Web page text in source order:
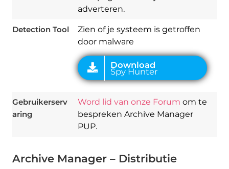
adverteren.
Detection Tool
Zien of je systeem is getroffen
door malware
Gebruikerserv
aring
Word lid van onze Forum om te
bespreken Archive Manager
PUP.
Archive Manager – Distributie